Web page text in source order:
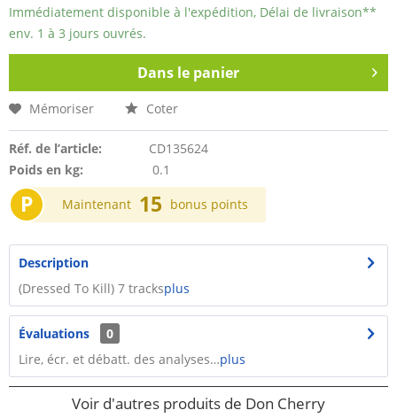
Immédiatement disponible à l'expédition, Délai de livraison**
env. 1 à 3 jours ouvrés.
Dans le panier
Mémoriser Coter
Réf. de l’article:
CD135624
Poids en kg:
0.1
P Maintenant 15 bonus points
Description
(Dressed To Kill) 7 tracksplus
Évaluations
0
Lire, écr. et débatt. des analyses…plus
Voir d'autres produits de Don Cherry